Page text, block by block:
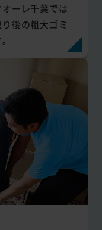
ーレ千葉では
後の粗大ゴミ